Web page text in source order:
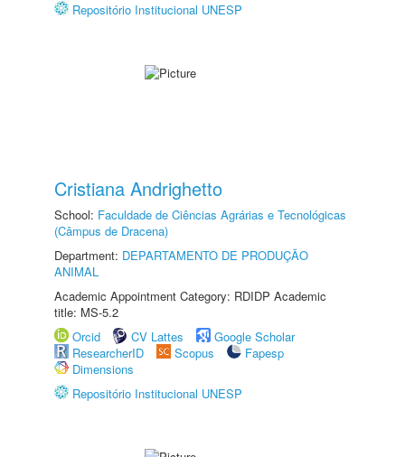
Repositório Institucional UNESP
Cristiana Andrighetto
School: Faculdade de Ciências Agrárias e Tecnológicas
(Câmpus de Dracena)
Department: DEPARTAMENTO DE PRODUÇÃO
ANIMAL
Academic Appointment Category: RDIDP Academic
title: MS-5.2
Orcid
CV Lattes
Google Scholar
ResearcherID
Scopus
Fapesp
Dimensions
Repositório Institucional UNESP